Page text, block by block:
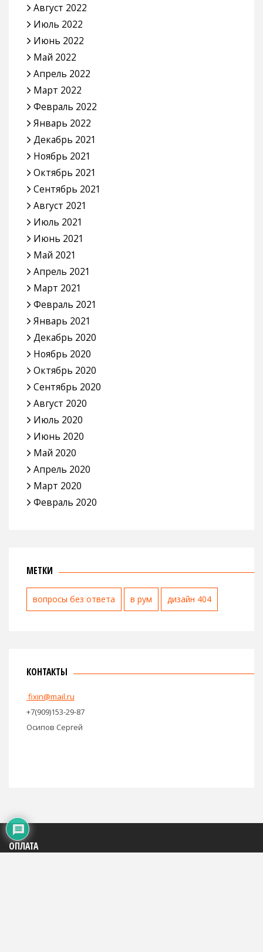
Август 2022
Июль 2022
Июнь 2022
Май 2022
Апрель 2022
Март 2022
Февраль 2022
Январь 2022
Декабрь 2021
Ноябрь 2021
Октябрь 2021
Сентябрь 2021
Август 2021
Июль 2021
Июнь 2021
Май 2021
Апрель 2021
Март 2021
Февраль 2021
Январь 2021
Декабрь 2020
Ноябрь 2020
Октябрь 2020
Сентябрь 2020
Август 2020
Июль 2020
Июнь 2020
Май 2020
Апрель 2020
Март 2020
Февраль 2020
МЕТКИ
вопросы без ответа в рум дизайн 404
КОНТАКТЫ
fixin@mail.ru
+7(909)153-29-87
Осипов Сергей
ОПЛАТА